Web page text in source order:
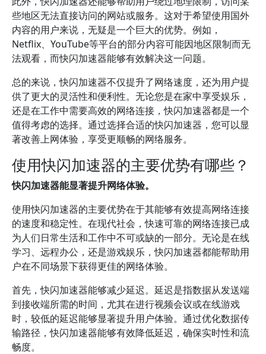
些地区无法直接访问的网站或服务。这对于希望使用国外
内容的用户来说，无疑是一个巨大的优势。例如，
Netflix、YouTube等平台的部分内容可能因地区限制而无
法观看，而快闪加速器能够有效解决这一问题。
总的来说，快闪加速器不仅提升了网络速度，还为用户提
供了更大的灵活性和便利性。无论您是在家中享受娱乐，
还是在工作中需要高效的网络连接，快闪加速器都是一个
值得考虑的选择。通过选择合适的快闪加速器，您可以显
著改善上网体验，享受更顺畅的网络服务。
使用快闪加速器的主要优势有哪些？
快闪加速器能显著提升网络体验。
使用快闪加速器的主要优势在于其能够有效提高网络连接
的速度和稳定性。在现代社会，快速可靠的网络连接已成
为人们日常生活和工作中不可或缺的一部分。无论是在线
学习、远程办公，还是游戏娱乐，快闪加速器都能帮助用
户在不同场景下获得更佳的网络体验。
首先，快闪加速器能够减少延迟。延迟是指数据从发送端
到接收端所需的时间，尤其在进行视频会议或在线游戏
时，较低的延迟能够显著提升用户体验。通过优化数据传
输路径，快闪加速器能够有效降低延迟，确保实时性和流
畅度。